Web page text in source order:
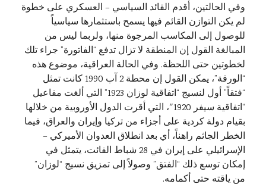
وفي الحالتين، أقدم القائد السياسي – العسكري على خطوة
لم يكن التوازن القائم فيها يسمح باستثمارها سياسياً
للوصول إلى المكاسب المرجوة منها، ولربما ليس من
المبالغة القول إن المنطقة لا تزال تدفع “الفاتورة” جراء تلك
لخطوتين حتى اللحظة. وفي الحالة العراقية، موضوع هذه
“الورقة”، يمكن القول إن محطة 2 آب 1990 كانت تمثل
“فتقاً” أول لنسيج “اتفاقية لوزان 1923” التي ألغت مفاعيل
“اتفاقية سيفر 1920″، التي أقرت الدول الأوروبية من خلالها
بقيام دولة كردية على أجزاء من تركيا وإيران والعراق، فيما
الخطر الجاثم راهناً، أي بعد انطلاق العدوان الأميركي –
الإسرائيلي على إيران في 28 شباط الفائت، يتمثل في
إمكان توسع ذلك “الفتق” وصولاً إلى تمزيق نسيج “لوزان”
من ياقته حتى أكمامه.